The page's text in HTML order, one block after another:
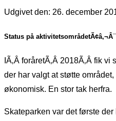
Udgivet den: 26. december
Status på
IÃ‚Â foråretÃ‚Â 2018Ã‚Â fik
der har valgt at støtte
økonomisk. En stor tak herfra.
Skateparken var det første der